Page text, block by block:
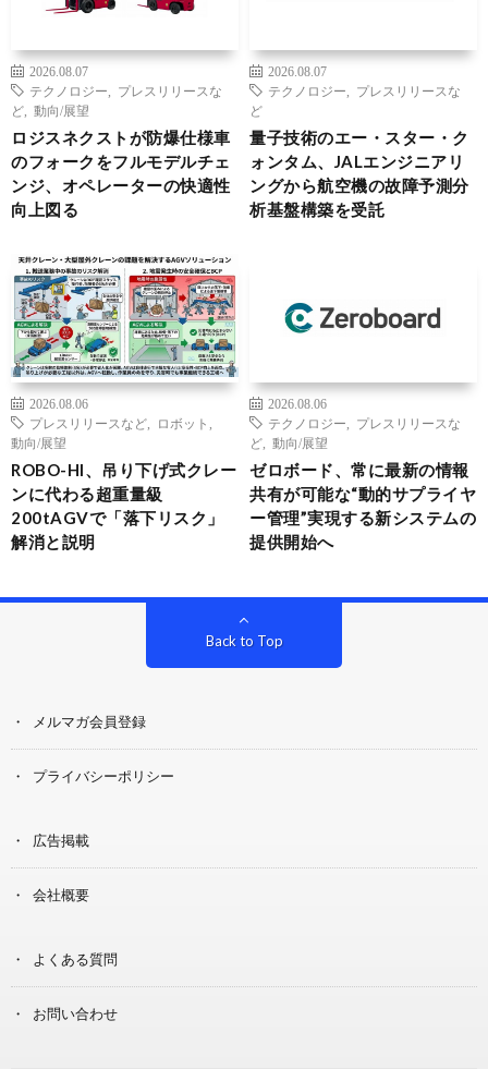
2026.08.07
テクノロジー
プレスリリースな
ど
動向/展望
ロジスネクストが防爆仕様車
のフォークをフルモデルチェ
ンジ、オペレーターの快適性
向上図る
2026.08.07
テクノロジー
プレスリリースな
ど
量子技術のエー・スター・ク
ォンタム、JALエンジニアリ
ングから航空機の故障予測分
析基盤構築を受託
2026.08.06
プレスリリースなど
ロボット
動向/展望
ROBO-HI、吊り下げ式クレー
ンに代わる超重量級
200tAGVで「落下リスク」
解消と説明
2026.08.06
テクノロジー
プレスリリースな
ど
動向/展望
ゼロボード、常に最新の情報
共有が可能な“動的サプライヤ
ー管理”実現する新システムの
提供開始へ
Back to Top
メルマガ会員登録
プライバシーポリシー
広告掲載
会社概要
よくある質問
お問い合わせ